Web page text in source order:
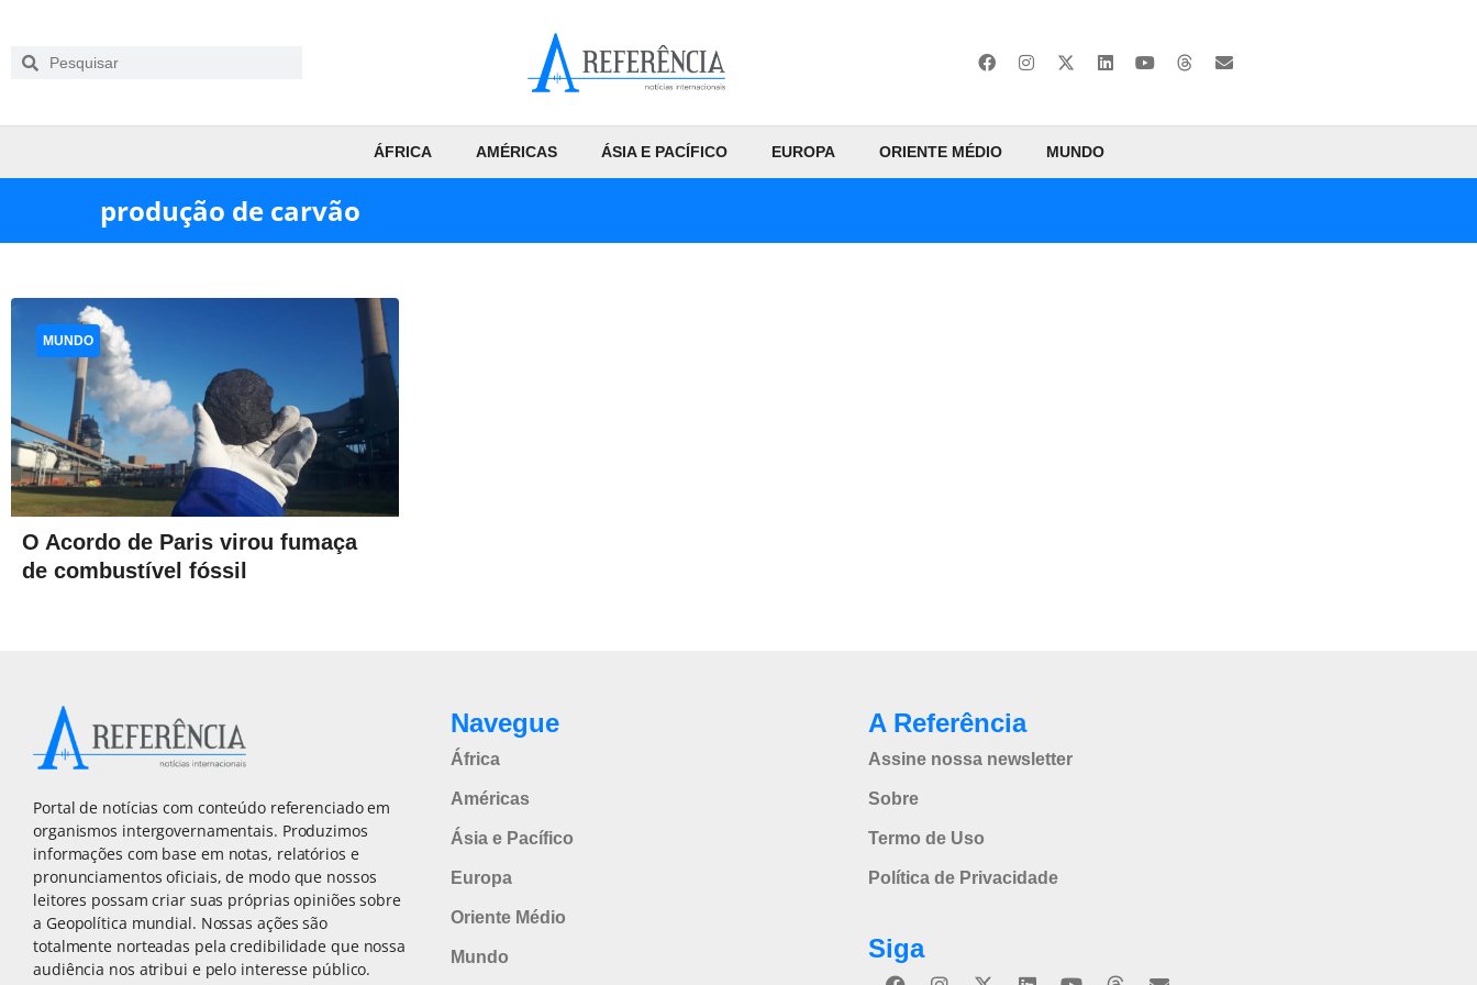
ÁFRICA AMÉRICAS ÁSIA E PACÍFICO EUROPA ORIENTE MÉDIO MUNDO
produção de carvão
O Acordo de Paris virou fumaça
de combustível fóssil
MUNDO
Portal de notícias com conteúdo referenciado em
organismos intergovernamentais. Produzimos
informações com base em notas, relatórios e
pronunciamentos oficiais, de modo que nossos
leitores possam criar suas próprias opiniões sobre
a Geopolítica mundial. Nossas ações são
totalmente norteadas pela credibilidade que nossa
audiência nos atribui e pelo interesse público.
Navegue
África
Américas
Ásia e Pacífico
Europa
Oriente Médio
Mundo
A Referência
Assine nossa newsletter
Sobre
Termo de Uso
Política de Privacidade
Siga